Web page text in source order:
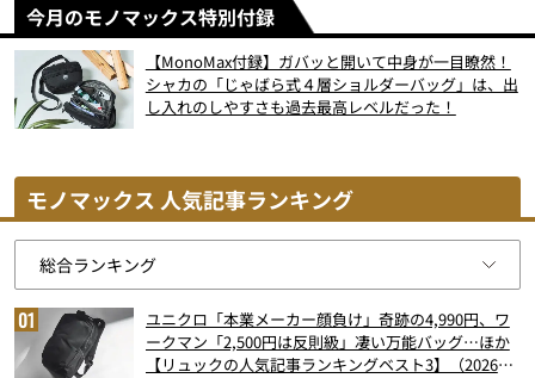
今月のモノマックス特別付録
【MonoMax付録】ガバッと開いて中身が一目瞭然！
シャカの「じゃばら式４層ショルダーバッグ」は、出
し入れのしやすさも過去最高レベルだった！
モノマックス 人気記事ランキング
ユニクロ「本業メーカー顔負け」奇跡の4,990円、ワ
ークマン「2,500円は反則級」凄い万能バッグ…ほか
【リュックの人気記事ランキングベスト3】（2026年